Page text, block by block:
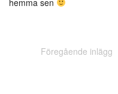
hemma sen
Föregående inlägg